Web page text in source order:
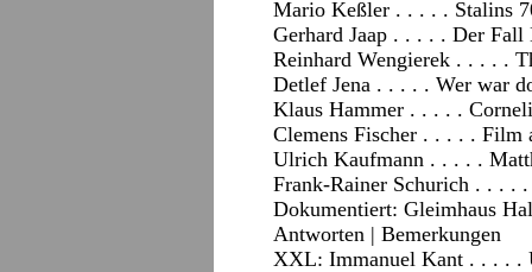
Mario Keßler . . . . . Stalins
Gerhard Jaap . . . . . Der Fall
Reinhard Wengierek . . . . .
Detlef Jena . . . . . Wer war
Klaus Hammer . . . . .
Clemens Fischer . . . . . Film
Ulrich Kaufmann . . . . .
Frank-Rainer Schurich . . . .
Dokumentiert: Gleimhaus
Antworten | Bemerkungen
XXL: Immanuel Kant . . . . .